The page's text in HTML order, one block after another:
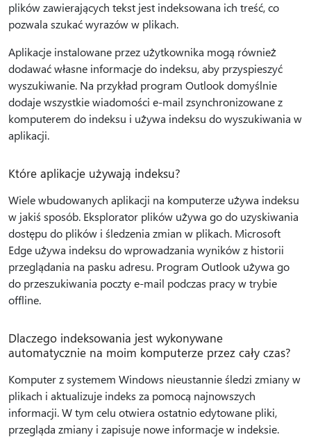
plików zawierających tekst jest indeksowana ich treść, co
pozwala szukać wyrazów w plikach.
Aplikacje instalowane przez użytkownika mogą również
dodawać własne informacje do indeksu, aby przyspieszyć
wyszukiwanie. Na przykład program Outlook domyślnie
dodaje wszystkie wiadomości e-mail zsynchronizowane z
komputerem do indeksu i używa indeksu do wyszukiwania w
aplikacji.
Które aplikacje używają indeksu?
Wiele wbudowanych aplikacji na komputerze używa indeksu
w jakiś sposób. Eksplorator plików używa go do uzyskiwania
dostępu do plików i śledzenia zmian w plikach. Microsoft
Edge używa indeksu do wprowadzania wyników z historii
przeglądania na pasku adresu. Program Outlook używa go
do przeszukiwania poczty e-mail podczas pracy w trybie
offline.
Dlaczego indeksowania jest wykonywane
automatycznie na moim komputerze przez cały czas?
Komputer z systemem Windows nieustannie śledzi zmiany w
plikach i aktualizuje indeks za pomocą najnowszych
informacji. W tym celu otwiera ostatnio edytowane pliki,
przegląda zmiany i zapisuje nowe informacje w indeksie.